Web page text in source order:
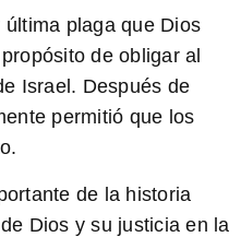
plaga que Dios
de obligar al
Israel. Después de
permitió que los
de la historia
Dios y su justicia en la